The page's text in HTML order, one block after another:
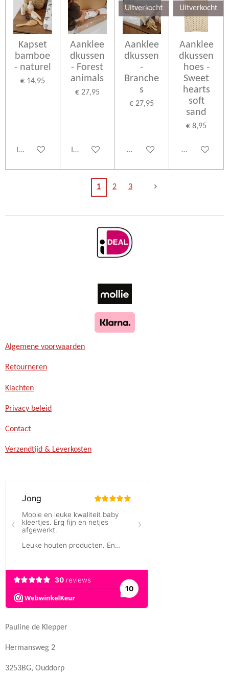
Kapset
bamboe
- naturel
€ 14,95
In winkelwagen
Aanklee
dkussen
- Forest
animals
€ 27,95
In winkelwagen
Uitverkocht
Aanklee
dkussen
-
Branche
s
€ 27,95
Houd mij op de hoogte
Uitverkocht
Aanklee
dkussen
hoes -
Sweet
hearts
soft
sand
€ 8,95
Houd mij op
1 2 3
Algemene voorwaarden
Retourneren
Klachten
Privacy beleid
Contact
Verzendtijd & Leverkosten
Pauline de Klepper
Hermansweg 2
3253BG, Ouddorp